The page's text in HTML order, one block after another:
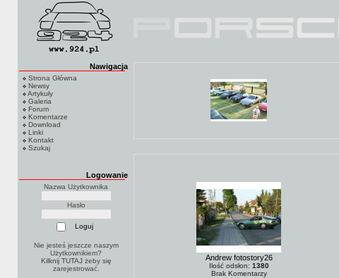
Nawigacja
Strona Główna
Newsy
Artykuły
Galeria
Forum
Komentarze
Download
Linki
Kontakt
Szukaj
Logowanie
Nazwa Użytkownika
Hasło
Nie jesteś jeszcze naszym
Użytkownikiem?
Kilknij TUTAJżeby się
zarejestrować.
Andrew fotostory26
Ilość odsłon: 1380
Brak Komentarzy